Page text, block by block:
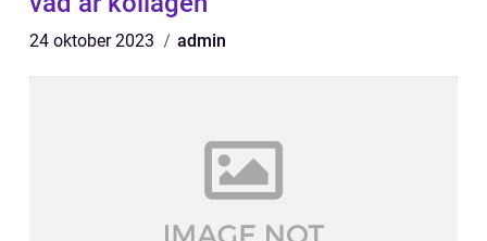
24 oktober 2023 admin